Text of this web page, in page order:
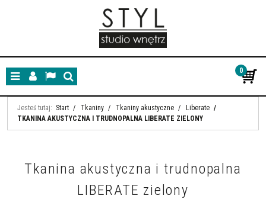
MenuPanelLangSzukaj
0
Jesteś tutaj: Start / Tkaniny / Tkaniny akustyczne / Liberate /
TKANINA AKUSTYCZNA I TRUDNOPALNA LIBERATE ZIELONY
Tkanina akustyczna i trudnopalna
LIBERATE zielony